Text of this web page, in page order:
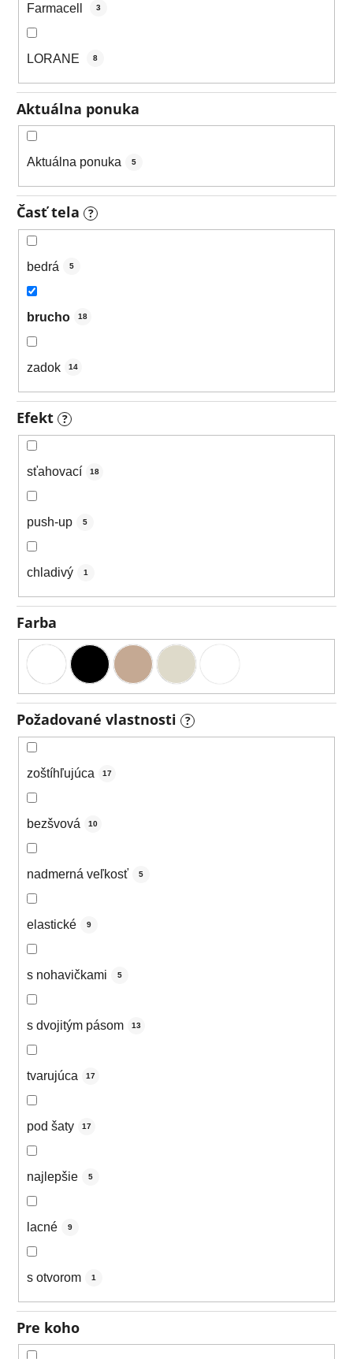
Farmacell 3
LORANE 8
Aktuálna ponuka
Aktuálna ponuka 5
Časť tela ?
bedrá 5
brucho 18
zadok 14
Efekt ?
sťahovací 18
push-up 5
chladivý 1
Farba
Požadované vlastnosti ?
zoštíhľujúca 17
bezšvová 10
nadmerná veľkosť 5
elastické 9
s nohavičkami 5
s dvojitým pásom 13
tvarujúca 17
pod šaty 17
najlepšie 5
lacné 9
s otvorom 1
Pre koho